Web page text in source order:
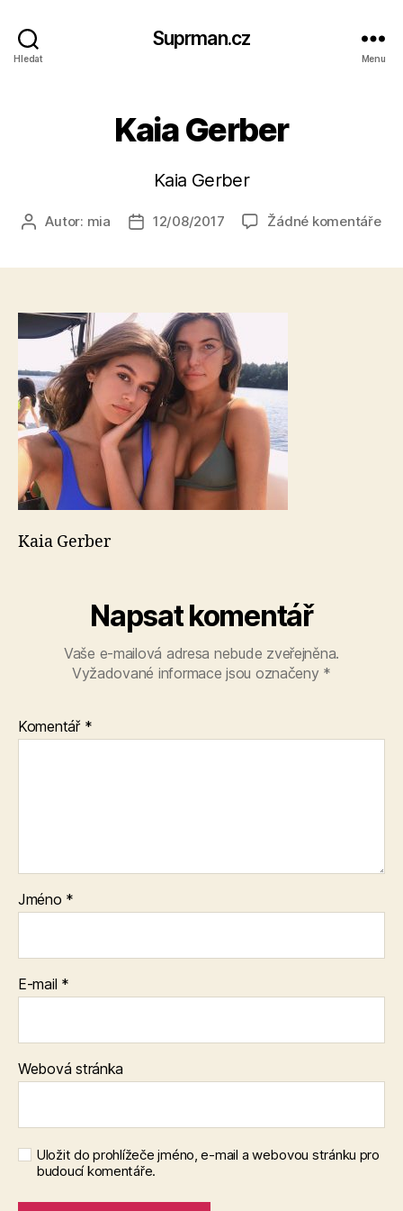
Hledat
Suprman.cz
Menu
Kaia Gerber
Kaia Gerber
AutorAutor: mia
Datum
12/08/2017 Žádné komentářeu
Kaia Gerber
Napsat komentář
Vaše e-mailová adresa nebude zveřejněna.
Vyžadované informace jsou označeny *
Komentář *
Jméno *
E-mail *
Webová stránka
Uložit do prohlížeče jméno, e-mail a webovou stránku pro
budoucí komentáře.